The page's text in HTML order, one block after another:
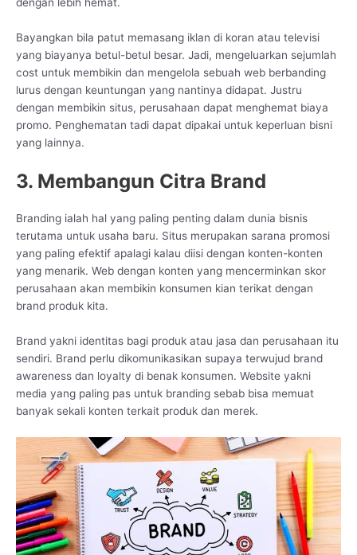
Bayangkan bila patut memasang iklan di koran atau televisi
yang biayanya betul-betul besar. Jadi, mengeluarkan sejumlah
cost untuk membikin dan mengelola sebuah web berbanding
lurus dengan keuntungan yang nantinya didapat. Justru
dengan membikin situs, perusahaan dapat menghemat biaya
promo. Penghematan tadi dapat dipakai untuk keperluan bisni
yang lainnya.
3. Membangun Citra Brand
Branding ialah hal yang paling penting dalam dunia bisnis
terutama untuk usaha baru. Situs merupakan sarana promosi
yang paling efektif apalagi kalau diisi dengan konten-konten
yang menarik. Web dengan konten yang mencerminkan skor
perusahaan akan membikin konsumen kian terikat dengan
brand produk kita.
Brand yakni identitas bagi produk atau jasa dan perusahaan itu
sendiri. Brand perlu dikomunikasikan supaya terwujud brand
awareness dan loyalty di benak konsumen. Website yakni
media yang paling pas untuk branding sebab bisa memuat
banyak sekali konten terkait produk dan merek.